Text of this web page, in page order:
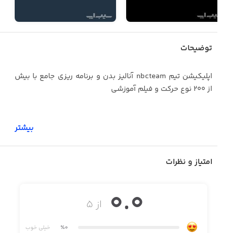
توضیحات
اپلیکیشن تیم nbcteam آنالیز بدن و برنامه ریزی جامع با بیش
از 200 نوع حرکت و فیلم آموزشی
بیشتر
امتیاز و نظرات
از ۵ 0.0
٪0 خیلی خوب